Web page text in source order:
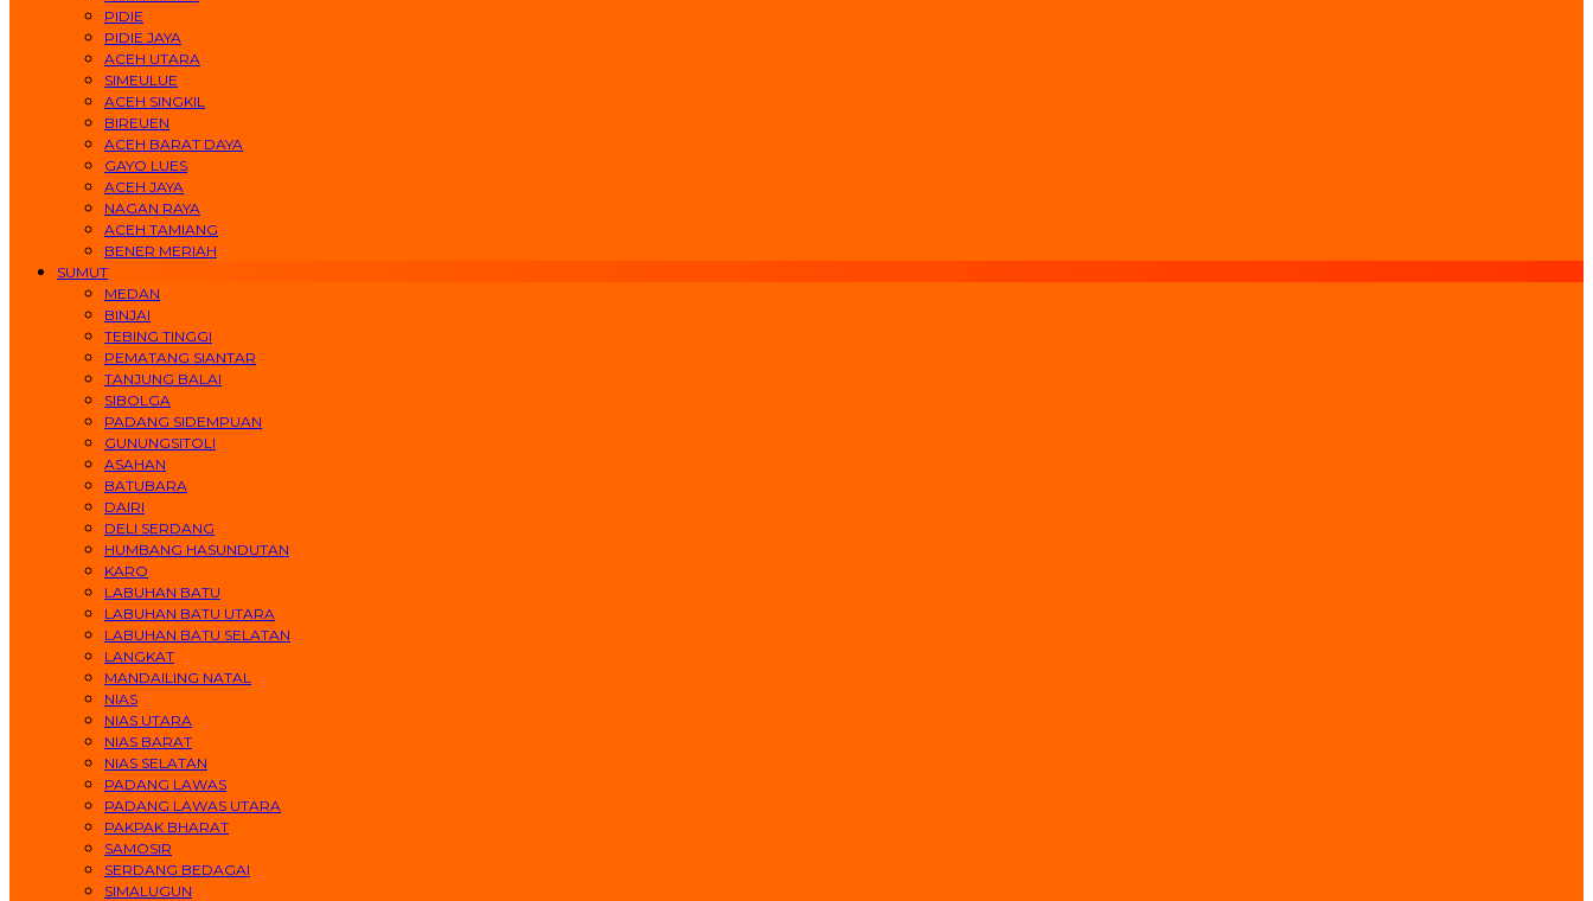
PIDIE
PIDIE JAYA
ACEH UTARA
SIMEULUE
ACEH SINGKIL
BIREUEN
ACEH BARAT DAYA
GAYO LUES
ACEH JAYA
NAGAN RAYA
ACEH TAMIANG
BENER MERIAH
SUMUT
MEDAN
BINJAI
TEBING TINGGI
PEMATANG SIANTAR
TANJUNG BALAI
SIBOLGA
PADANG SIDEMPUAN
GUNUNGSITOLI
ASAHAN
BATUBARA
DAIRI
DELI SERDANG
HUMBANG HASUNDUTAN
KARO
LABUHAN BATU
LABUHAN BATU UTARA
LABUHAN BATU SELATAN
LANGKAT
MANDAILING NATAL
NIAS
NIAS UTARA
NIAS BARAT
NIAS SELATAN
PADANG LAWAS
PADANG LAWAS UTARA
PAKPAK BHARAT
SAMOSIR
SERDANG BEDAGAI
SIMALUGUN